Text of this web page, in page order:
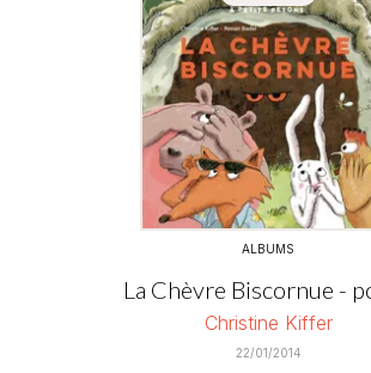
ALBUMS
La Chèvre Biscornue -
Christine Kiffer
22/01/2014